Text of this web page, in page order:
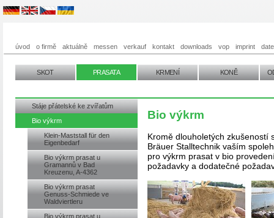
úvod o firmě aktuálně messen verkauf kontakt downloads vop imprint
SKOT PRASATA KRMENÍ KONĚ
Stáje přátelské ke zvířatům
Bio výkrm
Klein-Maststall für den
Eigenbedarf
Bio výkrm prasat u
Gramannů v Bad
Kreuzenu, A-4362
Bio výkrm prasat
Genuss-Schmiede ve
Waldviertleru
Bio výkrm prasat u
Bio výkrm
Kromě dlouholetých zkušeností
Bräuer Stalltechnik vaším
pro výkrm prasat v bio
požadavky a dodatečné